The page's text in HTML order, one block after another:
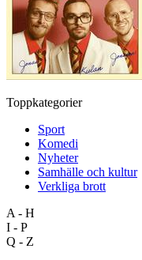
Toppkategorier
Sport
Komedi
Nyheter
Samhälle och kultur
Verkliga brott
A - H
I - P
Q - Z